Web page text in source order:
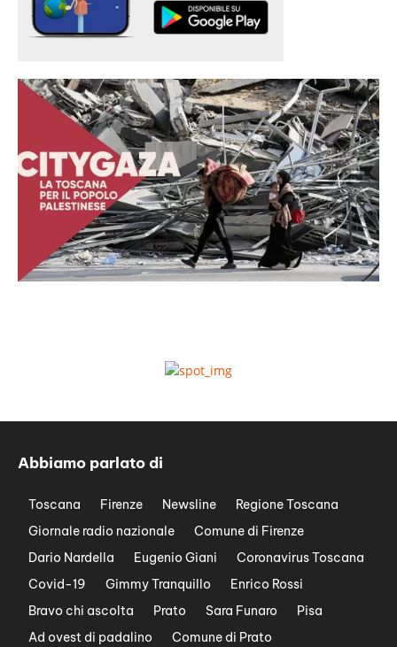
Abbiamo parlato di
Toscana Firenze Newsline
Regione Toscana
Giornale radio nazionale
Comune di Firenze
Dario Nardella
Eugenio Giani
Coronavirus Toscana
Covid-19
Gimmy Tranquillo
Enrico Rossi
Bravo chi ascolta
Prato Sara Funaro
Pisa
Ad ovest di padalino
Comune di Prato